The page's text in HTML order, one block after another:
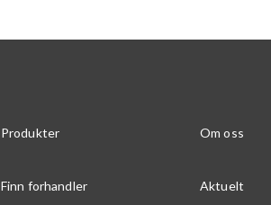
Produkter Om oss
Finn forhandler Aktuelt